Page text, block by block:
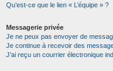
Qu’est-ce que le lien « L’équipe » ?
Messagerie privée
Je ne peux pas envoyer de
Je continue à recevoir des
J’ai reçu un courrier électronique